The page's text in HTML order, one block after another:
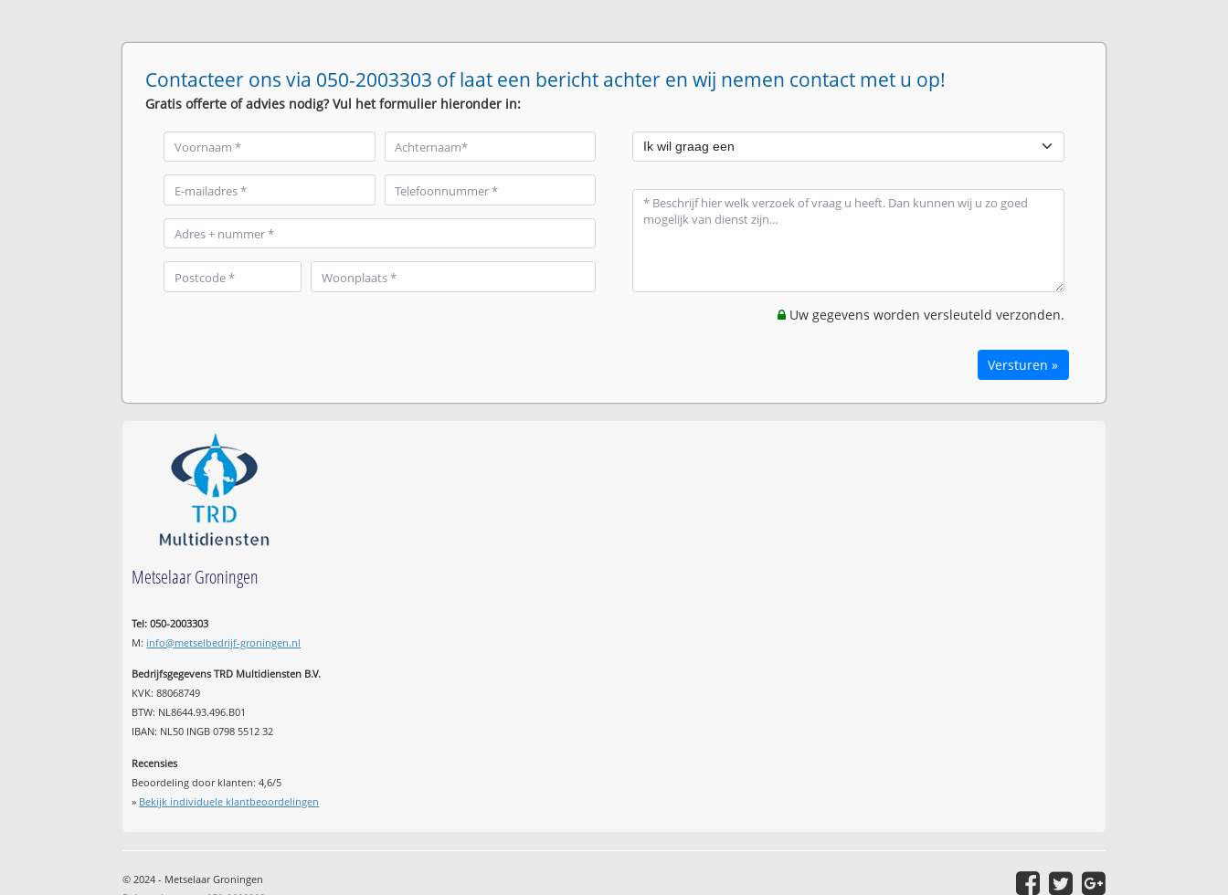
Contacteer ons via 050-2003303 of laat een bericht achter en wij nemen contact met u op!
Gratis offerte of advies nodig? Vul het formulier hieronder in:
Uw gegevens worden versleuteld verzonden.
Versturen »
Metselaar Groningen
Tel: 050-2003303
M: info@metselbedrijf-groningen.nl
Bedrijfsgegevens TRD Multidiensten B.V.
KVK: 88068749
BTW: NL8644.93.496.B01
IBAN: NL50 INGB 0798 5512 32
Recensies
Beoordeling door klanten:4,6/5
» Bekijk individuele klantbeoordelingen
© 2024 - Metselaar Groningen